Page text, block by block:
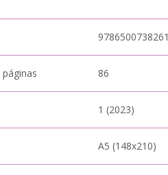
9786500738261
86
1 (2023)
A5 (148x210)